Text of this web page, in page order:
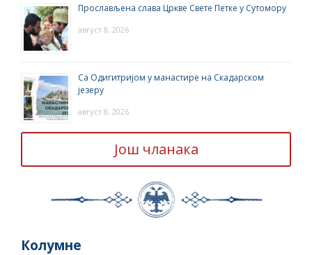
Прослављена слава Цркве Свете Петке у Сутомору
август 8, 2026
Са Одигитријом у манастире на Скадарском
језеру
август 8, 2026
Још чланака
Колумне